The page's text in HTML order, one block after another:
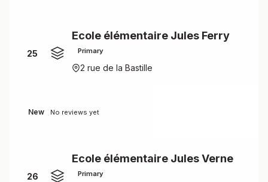
25
Ecole élémentaire Jules Ferry
Primary
2 rue de la Bastille
New No reviews yet
26
Ecole élémentaire Jules Verne
Primary